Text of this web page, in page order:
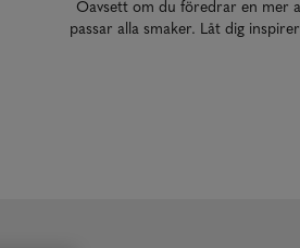
Oavsett om du föredrar en mer
passar alla smaker. Låt dig